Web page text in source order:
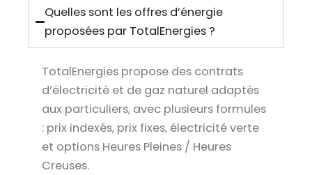
Quelles sont les offres d’énergie
proposées par TotalEnergies ?
TotalEnergies propose des contrats
d’électricité et de gaz naturel adaptés
aux particuliers, avec plusieurs formules
: prix indexés, prix fixes, électricité verte
et options Heures Pleines / Heures
Creuses.